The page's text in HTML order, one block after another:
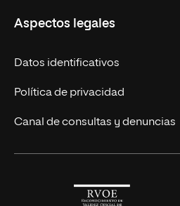
Cursos Europeos
Títulos Americanos
Alianza Newman
Nuestros alumnos
Únete a nosotros
Actualidad
Solicita información
Aspectos legales
Datos identificativos
Política de privacidad
Canal de consultas y denuncias